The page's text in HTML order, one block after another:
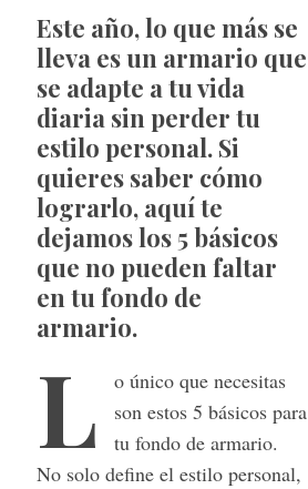
Este año, lo que más se
lleva es un armario que
se adapte a tu vida
diaria sin perder tu
estilo personal. Si
quieres saber cómo
lograrlo, aquí te
dejamos los 5 básicos
que no pueden faltar
en tu fondo de
armario.
L
o único que necesitas
son estos 5 básicos para
tu fondo de armario.
No solo define el estilo personal,